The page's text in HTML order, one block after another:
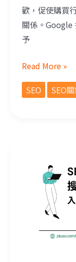
歡，促使購買
關係。Google
予
Read More »
SEO
SEO